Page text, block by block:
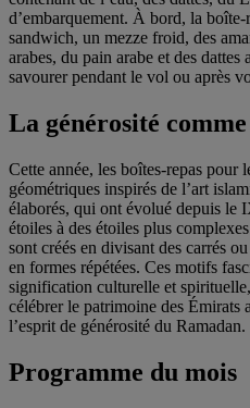
d’embarquement. À bord, la
sandwich, un mezze froid, des
arabes, du pain arabe et des
savourer pendant le vol ou après
La générosité
Cette année, les boîtes-repas pour
géométriques inspirés de l’art
élaborés, qui ont évolué depuis le
étoiles à des étoiles plus
sont créés en divisant des carrés
en formes répétées. Ces motifs
signification culturelle et
célébrer le patrimoine des Émirats
l’esprit de générosité du Ramadan.
Programme du mois